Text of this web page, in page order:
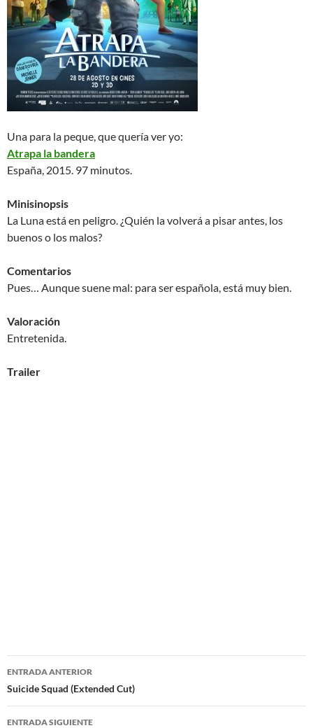
Una para la peque, que quería ver yo:
Atrapa la bandera
España, 2015. 97 minutos.
Minisinopsis
La Luna está en peligro. ¿Quién la volverá a pisar antes, los
buenos o los malos?
Comentarios
Pues… Aunque suene mal: para ser española, está muy bien.
Valoración
Entretenida.
Trailer
Navegación
de
entradas
ENTRADA ANTERIOR
Suicide Squad (Extended Cut)
ENTRADA SIGUIENTE